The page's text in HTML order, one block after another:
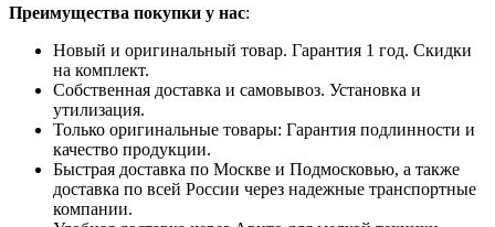
Преимущества покупки у нас:
Новый и оригинальный товар. Гарантия 1 год. Скидки
на комплект.
Собственная доставка и самовывоз. Установка и
утилизация.
Только оригинальные товары: Гарантия подлинности и
качество продукции.
Быстрая доставка по Москве и Подмосковью, а также
доставка по всей России через надежные транспортные
компании.